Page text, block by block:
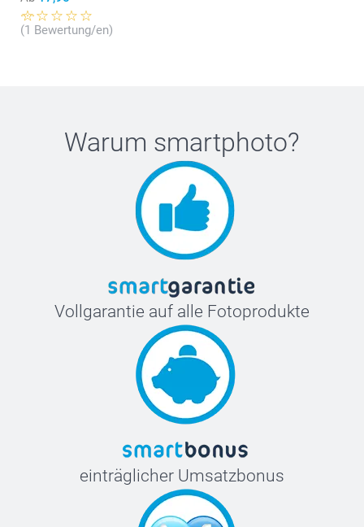
(1 Bewertung/en)
Warum smartphoto?
Vollgarantie auf alle Fotoprodukte
einträglicher Umsatzbonus